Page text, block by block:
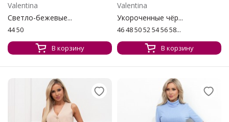
Valentina
Светло-бежевые...
44 50
В корзину
Valentina
Укороченные чёр...
46 48 50 52 54 56 58...
В корзину